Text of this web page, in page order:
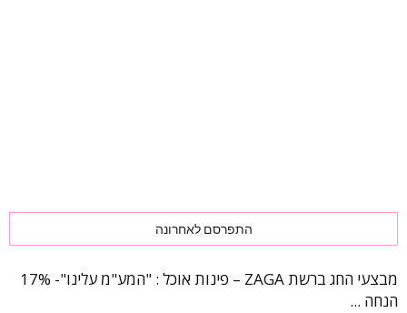
התפרסם לאחרונה
מבצעי החג ברשת ZAGA – פינות אוכל : "המע"מ עלינו"- 17%
הנחה ...